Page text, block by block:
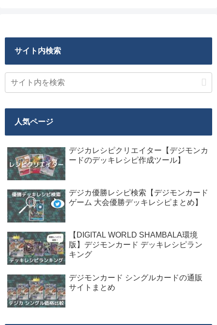
サイト内検索
人気ページ
デジカレシピクリエイター【デジモンカ
ードのデッキレシピ作成ツール】
デジカ優勝レシピ検索【デジモンカード
ゲーム 大会優勝デッキレシピまとめ】
【DIGITAL WORLD SHAMBALA環境
版】デジモンカード デッキレシピラン
キング
デジモンカード シングルカードの通販
サイトまとめ